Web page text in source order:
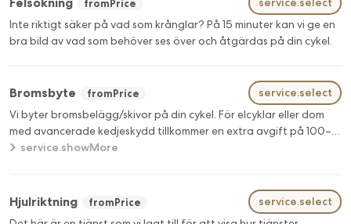
fromPrice
Inte riktigt säker på vad som krånglar? På 15 minuter kan vi ge en
bra bild av vad som behöver ses över och åtgärdas på din cykel.
Bromsbyte fromPrice
service.select
Vi byter bromsbelägg/skivor på din cykel. För elcyklar eller dom
med avancerade kedjeskydd tillkommer en extra avgift på 100–
200 SEK. (Exkl. belägg/skiva)
service.showMore
Hjulriktning fromPrice
service.select